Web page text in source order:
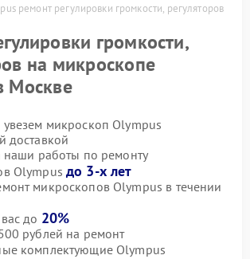
ремонт регулировки громкости, регуляторов
громкости,
на микроскопе
Москве
микроскоп Olympus
доставкой
наши работы по ремонту
Olympus до 3-х лет
микроскопов Olympus в течении
до 20%
рублей на ремонт
комплектующие Olympus